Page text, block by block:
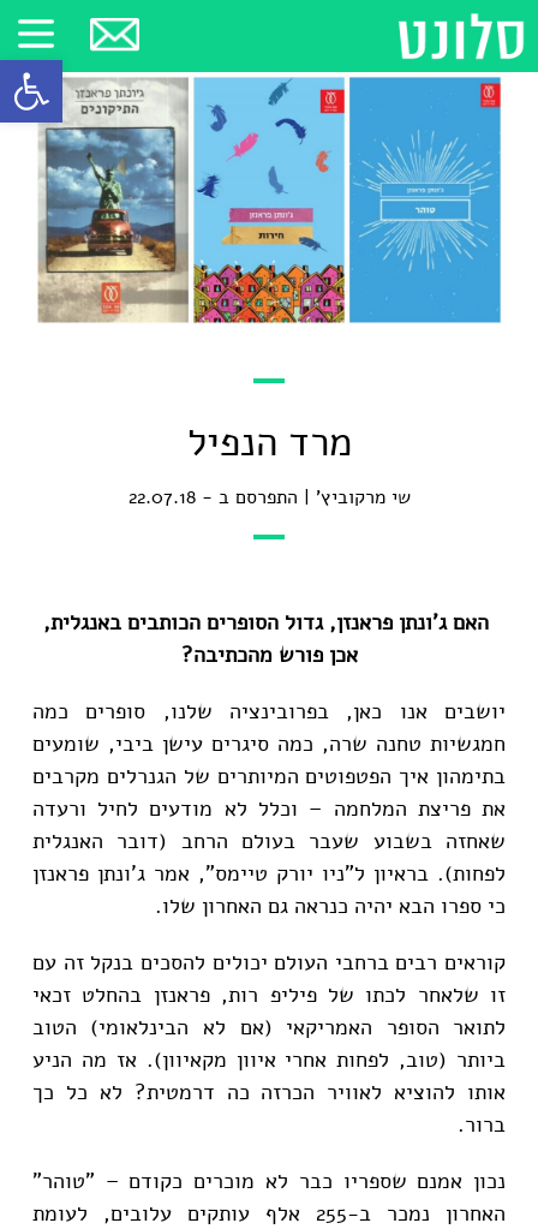
פתח
מרד הנפיל
שי מרקוביץ' התפרסם ב - 22.07.18
האם ג'ונתן פראנזן, גדול הסופרים הכותבים באנגלית,
אכן פורש מהכתיבה?
יושבים אנו כאן, בפרובינציה שלנו, סופרים כמה
חמגשיות טחנה שרה, כמה סיגרים עישן ביבי, שומעים
בתימהון איך הפטפוטים המיותרים של הגנרלים מקרבים
את פריצת המלחמה – וכלל לא מודעים לחיל ורעדה
שאחזה בשבוע שעבר בעולם הרחב (דובר האנגלית
לפחות). בראיון ל"ניו יורק טיימס", אמר ג'ונתן פראנזן
כי ספרו הבא יהיה כנראה גם האחרון שלו.
קוראים רבים ברחבי העולם יכולים להסכים בנקל זה עם
זו שלאחר לכתו של פיליפ רות, פראנזן בהחלט זכאי
לתואר הסופר האמריקאי (אם לא הבינלאומי) הטוב
ביותר (טוב, לפחות אחרי איוון מקאיוון). אז מה הניע
אותו להוציא לאוויר הכרזה כה דרמטית? לא כל כך
ברור.
נכון אמנם שספריו כבר לא מוכרים כקודם – "טוהר"
האחרון נמכר ב-255 אלף עותקים עלובים, לעומת